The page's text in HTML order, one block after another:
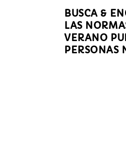
BUSCA &
LAS
VERANO
PERSONAS